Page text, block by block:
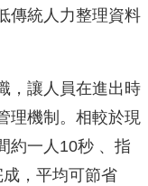
傳統人力整理資料
，讓人員在進出時
理機制。相較於現
約一人10秒 、指
，平均可節省